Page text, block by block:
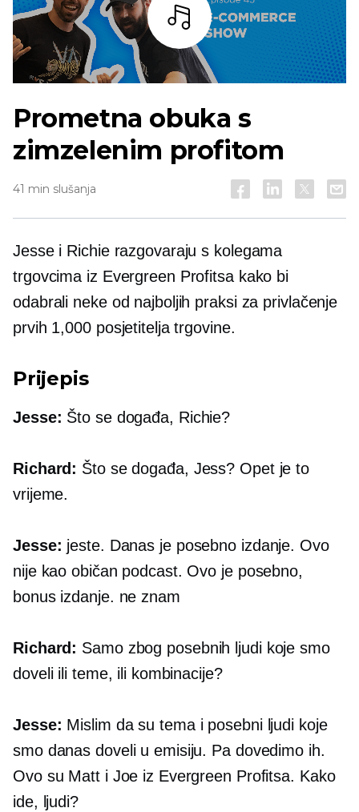
Slušaj
Prometna obuka s
zimzelenim profitom
41 min slušanja
Jesse i Richie razgovaraju s kolegama
trgovcima iz Evergreen Profitsa kako bi
odabrali neke od najboljih praksi za privlačenje
prvih 1,000 posjetitelja trgovine.
Prijepis
Jesse: Što se događa, Richie?
Richard: Što se događa, Jess? Opet je to
vrijeme.
Jesse: jeste. Danas je posebno izdanje. Ovo
nije kao običan podcast. Ovo je posebno,
bonus izdanje. ne znam
Richard: Samo zbog posebnih ljudi koje smo
doveli ili teme, ili kombinacije?
Jesse: Mislim da su tema i posebni ljudi koje
smo danas doveli u emisiju. Pa dovedimo ih.
Ovo su Matt i Joe iz Evergreen Profitsa. Kako
ide, ljudi?